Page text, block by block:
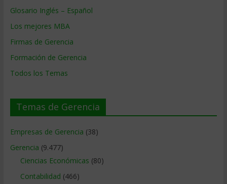
Glosario Inglés – Español
Los mejores MBA
Firmas de Gerencia
Formación de Gerencia
Todos los Temas
Temas de Gerencia
Empresas de Gerencia (38)
Gerencia (9.477)
Ciencias Económicas (80)
Contabilidad (466)